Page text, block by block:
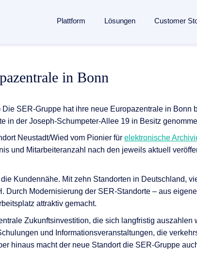
Plattform
Von der Erfassung bis zur Archivierung:
Dokumentenmanagement
Dokumentenverarbeitung
Dokumentenautomatisierung mit SAP
KI-Funktionen
Integrationen
Lösungen
Dokumenten­management
Vertragsmanagement
Posteingang
Archivierung
Alle Lösungen
Logistik
Customer
Über uns
Soziales Engagement
Standorte
Verbände und Mitgliedschaften
Karriere
Events
The
in Bonn
SER-Gruppe hat ihre neue Europazentrale in
in der Joseph-Schumpeter-Allee 19 in Besitz
Neustadt/Wied vom Pionier für elektronische
und Mitarbeiteranzahl nach den jeweils aktuell
Kundennähe. Mit zehn Standorten in Deutschland,
Durch Modernisierung der SER-Standorte – aus
attraktiv gemacht.
Zukunftsinvestition, die sich langfristig
und Informationsveranstaltungen, die
hinaus macht der neue Standort die SER-Gruppe